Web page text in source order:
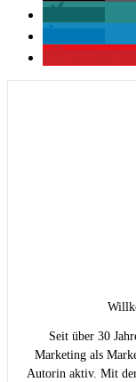
Seit über 30
Marketing als
Autorin aktiv. Mit